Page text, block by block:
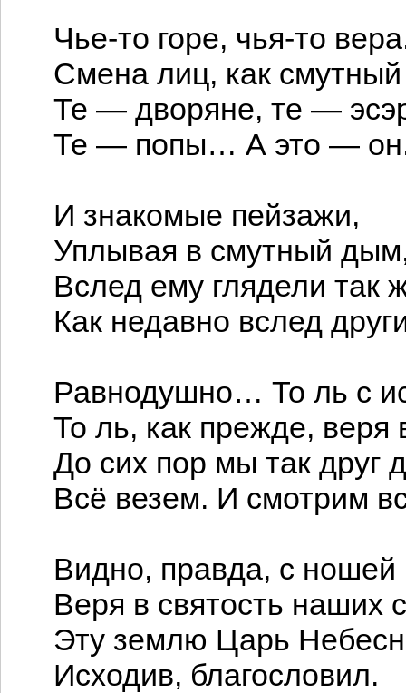
Чье-то горе, чья-то
Смена лиц, как
Те — дворяне, те —
Те — попы… А это —
И знакомые пейзажи,
Уплывая в смутный
Вслед ему глядели так
Как недавно вслед
Равнодушно… То ль с
То ль, как прежде,
До сих пор мы так друг
Всё везем. И смотрим
Видно, правда, с ношей
Веря в святость наших
Эту землю Царь
Исходив, благословил.